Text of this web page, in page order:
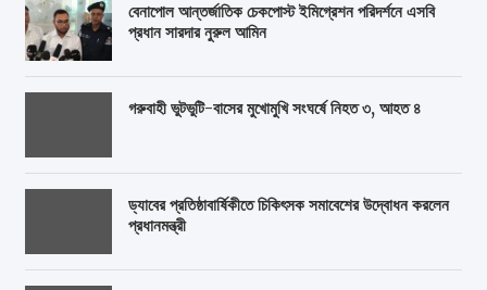
বেনাপোল আন্তর্জাতিক চেকপোস্ট ইমিগ্রেশন পরিদর্শনে এসবি
প্রধান সারদার নুরুল আমিন
গরুবাহী ভুটভুটি-বাসের মুখোমুখি সংঘর্ষে নিহত ৩, আহত ৪
ড্যাবের প্রতিষ্ঠাবার্ষিকীতে চিকিৎসক সমাবেশের উদ্বোধন করলেন
প্রধানমন্ত্রী